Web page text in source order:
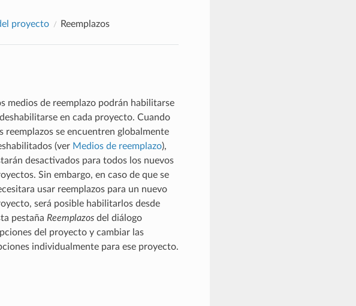
proyecto Reemplazos
medios de reemplazo podrán habilitarse
en cada proyecto. Cuando
reemplazos se encuentren globalmente
(ver Medios de reemplazo),
desactivados para todos los nuevos
Sin embargo, en caso de que se
usar reemplazos para un nuevo
será posible habilitarlos desde
pestaña Reemplazosdel diálogo
del proyecto y cambiar las
individualmente para ese proyecto.